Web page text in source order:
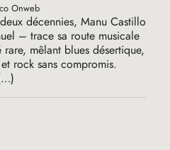
Onweb
décennies, Manu Castillo
– trace sa route musicale
mêlant blues désertique,
rock sans compromis.